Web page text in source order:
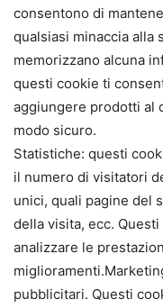
consentono di
qualsiasi minaccia alla
memorizzano alcuna
questi cookie ti
aggiungere prodotti al
modo sicuro.
Statistiche: questi
il numero di visitatori
unici, quali pagine del
della visita, ecc.
analizzare le
pubblicitari. Questi